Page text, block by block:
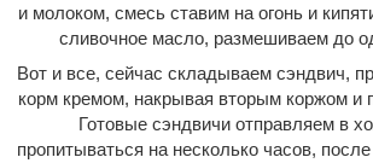
и молоком, смесь ставим на огонь и
сливочное масло, размешиваем до
Вот и все, сейчас складываем сэндвич,
корм кремом, накрывая вторым коржом и
Готовые сэндвичи отправляем в
пропитываться на несколько часов,